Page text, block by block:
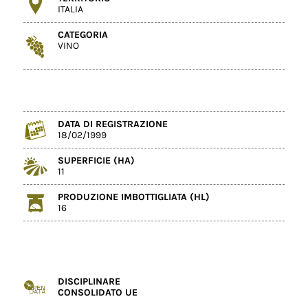
ITALIA
CATEGORIA
VINO
DATA DI REGISTRAZIONE
18/02/1999
SUPERFICIE (HA)
11
PRODUZIONE IMBOTTIGLIATA (HL)
16
DISCIPLINARE
CONSOLIDATO UE